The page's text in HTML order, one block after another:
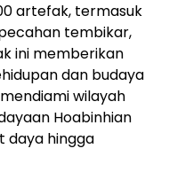
artefak, termasuk
tembikar,
ini memberikan
dan budaya
wilayah
Hoabinhian
daya hingga